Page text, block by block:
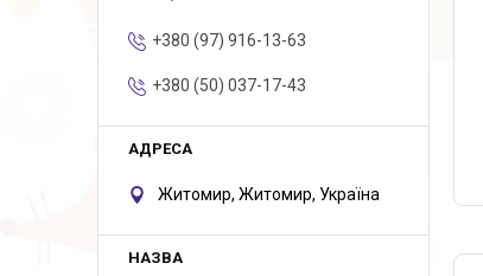
+380 (97) 916-13-63
+380 (50) 037-17-43
Житомир, Житомир, Україна